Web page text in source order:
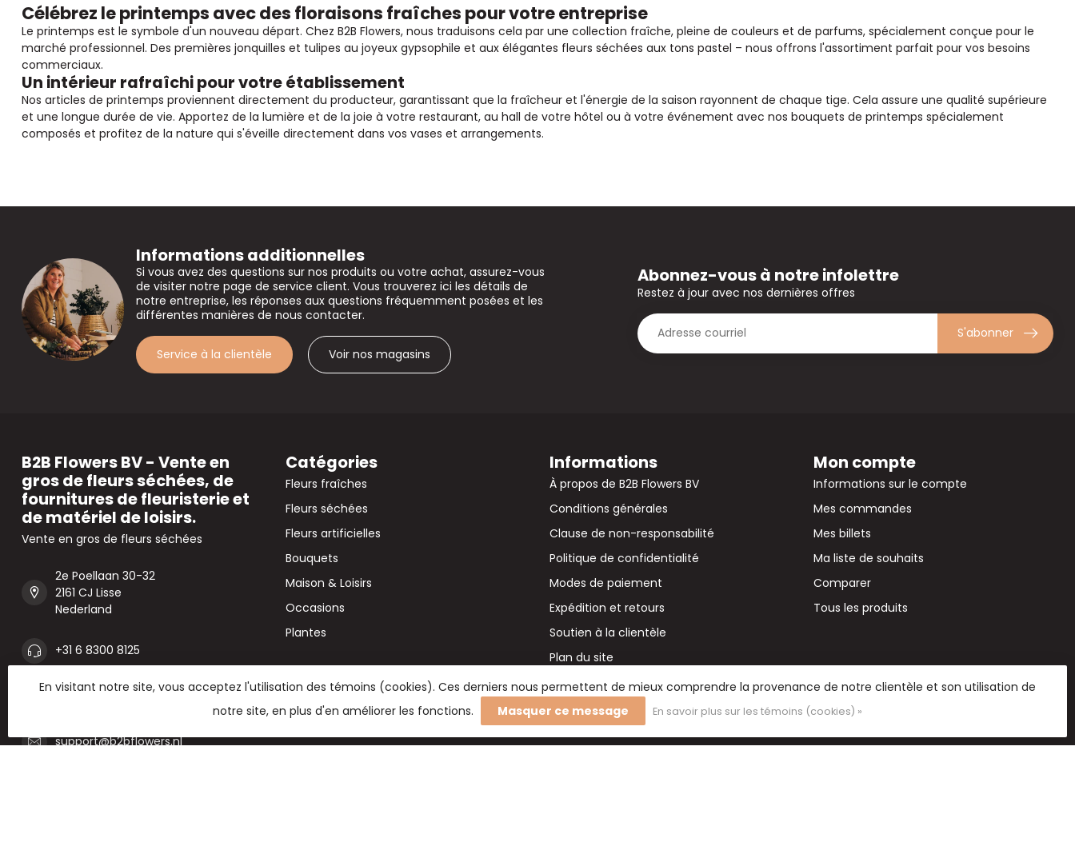
Célébrez le printemps avec des floraisons fraîches pour votre entreprise
Le printemps est le symbole d'un nouveau départ. Chez B2B Flowers, nous traduisons cela par une collection fraîche, pleine de couleurs et de parfums, spécialement conçue pour le
marché professionnel. Des premières jonquilles et tulipes au joyeux gypsophile et aux élégantes fleurs séchées aux tons pastel – nous offrons l'assortiment parfait pour vos besoins
commerciaux.
Un intérieur rafraîchi pour votre établissement
Nos articles de printemps proviennent directement du producteur, garantissant que la fraîcheur et l'énergie de la saison rayonnent de chaque tige. Cela assure une qualité supérieure
et une longue durée de vie. Apportez de la lumière et de la joie à votre restaurant, au hall de votre hôtel ou à votre événement avec nos bouquets de printemps spécialement
composés et profitez de la nature qui s'éveille directement dans vos vases et arrangements.
Informations additionnelles
Si vous avez des questions sur nos produits ou votre achat, assurez-vous
de visiter notre page de service client. Vous trouverez ici les détails de
notre entreprise, les réponses aux questions fréquemment posées et les
différentes manières de nous contacter.
Service à la clientèle Voir nos magasins
Abonnez-vous à notre infolettre
Restez à jour avec nos dernières offres
S'abonner
B2B Flowers BV - Vente en
gros de fleurs séchées, de
fournitures de fleuristerie et
de matériel de loisirs.
Vente en gros de fleurs séchées
2e Poellaan 30-32
2161 CJ Lisse
Nederland
+31 6 8300 8125
+31 6 8300 8125
support@b2bflowers.nl
Catégories
Fleurs fraîches
Fleurs séchées
Fleurs artificielles
Bouquets
Maison & Loisirs
Occasions
Plantes
Informations
À propos de B2B Flowers BV
Conditions générales
Clause de non-responsabilité
Politique de confidentialité
Modes de paiement
Expédition et retours
Soutien à la clientèle
Plan du site
Mon compte
Informations sur le compte
Mes commandes
Mes billets
Ma liste de souhaits
Comparer
Tous les produits
En visitant notre site, vous acceptez l'utilisation des témoins (cookies). Ces derniers nous permettent de mieux comprendre la provenance de notre clientèle et son utilisation de
notre site, en plus d'en améliorer les fonctions.
Masquer ce message En savoir plus sur les témoins (cookies) »